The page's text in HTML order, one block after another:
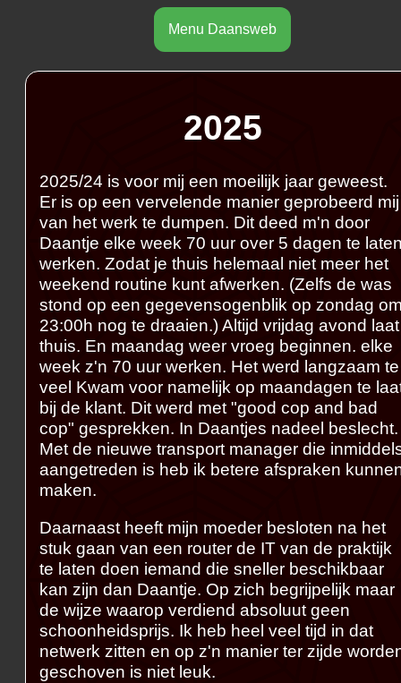
Menu Daansweb
2025
2025/24 is voor mij een moeilijk jaar geweest.
Er is op een vervelende manier geprobeerd mij
van het werk te dumpen. Dit deed m'n door
Daantje elke week 70 uur over 5 dagen te
werken. Zodat je thuis helemaal niet meer het
weekend routine kunt afwerken. (Zelfs de was
stond op een gegevensogenblik op zondag
23:00h nog te draaien.) Altijd vrijdag avond laat
thuis. En maandag weer vroeg beginnen. elke
week z'n 70 uur werken. Het werd langzaam te
veel Kwam voor namelijk op maandagen te
bij de klant. Dit werd met "good cop and bad
cop" gesprekken. In Daantjes nadeel beslecht.
Met de nieuwe transport manager die
aangetreden is heb ik betere afspraken
maken.
Daarnaast heeft mijn moeder besloten na het
stuk gaan van een router de IT van de praktijk
te laten doen iemand die sneller beschikbaar
kan zijn dan Daantje. Op zich begrijpelijk maar
de wijze waarop verdiend absoluut geen
schoonheidsprijs. Ik heb heel veel tijd in dat
netwerk zitten en op z'n manier ter zijde
geschoven is niet leuk.